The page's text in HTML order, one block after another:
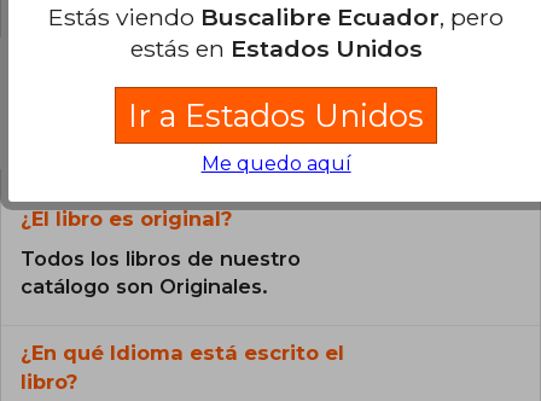
Preguntas frecuentes sobre el libro
¿El libro es original?
Todos los libros de nuestro
catálogo son Originales.
¿En qué Idioma está escrito el
libro?
Estás viendo Buscalibre Ecuador, pero
estás en Estados Unidos
Ir a Estados Unidos
Me quedo aquí